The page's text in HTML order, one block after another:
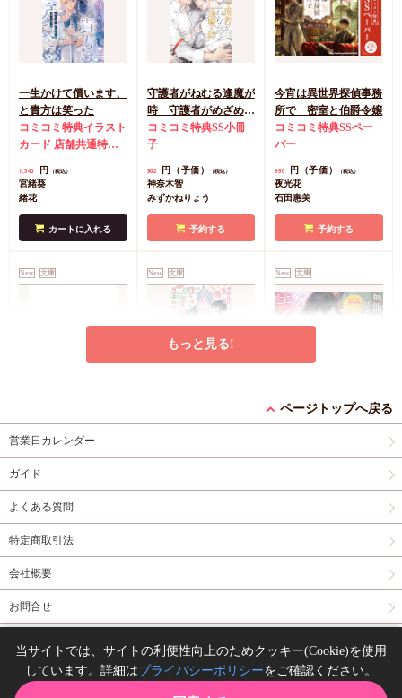
円（税込）
水壬楓子
一生かけて償います、
と貴方は笑った
コミコミ特典イラスト
カード 店舗共通特典
1,540 円 （税込）
宮緒葵
緒花
カートに入れる
守護者がねむる逢魔が
時 守護者がめざめる
逢魔が時（7）（単
品）
コミコミ特典SS小冊
子
902 円（予価） （税込）
神奈木智
みずかねりょう
予約する
今宵は異世界探偵事務
所で 密室と伯爵令嬢
コミコミ特典SSペー
パー
990 円（予価） （税込）
夜光花
石田惠美
予約する
New 文庫
オフ ブラコン上等！
俺が三男・兎田充功
（2）
715 円（予価）
日向唯稀
予約する
New 文庫
様ともふもふ愛息子に
水瀬結月
New 文庫
無能王子と優秀な従者
のエンドマーク
子
もっと見る!
ページトップへ戻る
営業日カレンダー
ガイド
よくある質問
特定商取引法
会社概要
お問合せ
Copyright(C) comicomi studio. All right reserved.
当サイトでは、サイトの利便性向上のためクッキー(Cookie)を使用
しています。詳細はプライバシーポリシーをご確認ください。